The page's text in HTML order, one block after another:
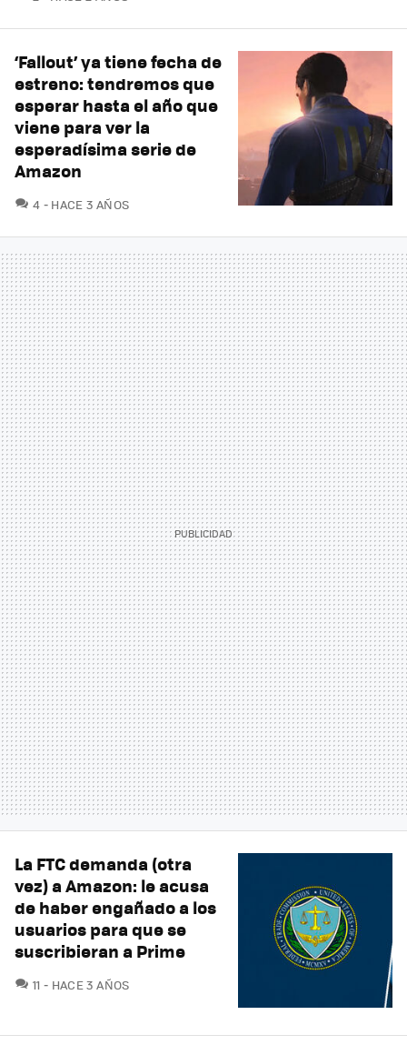
‘Fallout’ ya tiene fecha de
estreno: tendremos que
esperar hasta el año que
viene para ver la
esperadísima serie de
Amazon
4 COMENTARIOS
HACE 3 AÑOS
La FTC demanda (otra
vez) a Amazon: le acusa
de haber engañado a los
usuarios para que se
suscribieran a Prime
11 COMENTARIOS
HACE 3 AÑOS